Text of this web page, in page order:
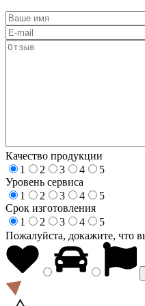
Качество продукции
1
2 3 4
5
Уровень сервиса
1
2 3 4
5
Срок изготовления
1
2 3 4
5
Пожалуйста, докажите, что